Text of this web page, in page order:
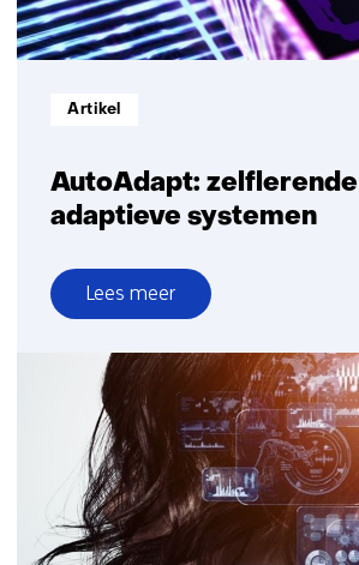
AutoAdapt: zelflerende
adaptieve systemen
Informatietype:
Artikel
Lees meer
over
AutoAdapt:
zelflerende
adaptieve
systemen